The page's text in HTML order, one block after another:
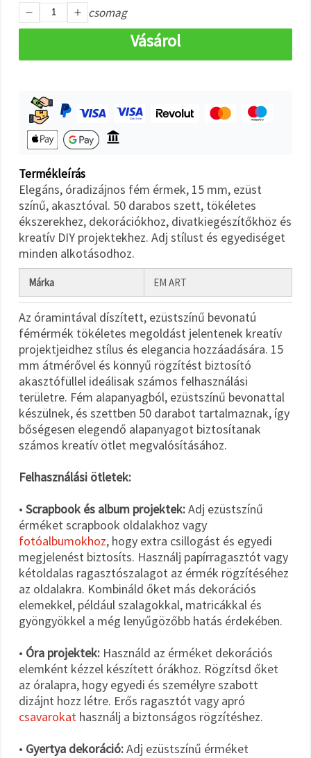
Fogadja
mindet
csomag
Vásárol
Termékleírás
Elegáns, óradizájnos fém érmek, 15 mm, ezüst
színű, akasztóval. 50 darabos szett, tökéletes
ékszerekhez, dekorációkhoz, divatkiegészítőkhöz és
kreatív DIY projektekhez. Adj stílust és egyediséget
minden alkotásodhoz.
Márka EM ART
Az óramintával díszített, ezüstszínű bevonatú
fémérmék tökéletes megoldást jelentenek kreatív
projektjeidhez stílus és elegancia hozzáadására. 15
mm átmérővel és könnyű rögzítést biztosító
akasztófüllel ideálisak számos felhasználási
területre. Fém alapanyagból, ezüstszínű bevonattal
készülnek, és szettben 50 darabot tartalmaznak, így
bőségesen elegendő alapanyagot biztosítanak
számos kreatív ötlet megvalósításához.
Felhasználási ötletek:
• Scrapbook és album projektek:Adj ezüstszínű
érméket scrapbook oldalakhoz vagy
fotóalbumokhoz, hogy extra csillogást és egyedi
megjelenést biztosíts. Használj papírragasztót vagy
kétoldalas ragasztószalagot az érmék rögzítéséhez
az oldalakra. Kombináld őket más dekorációs
elemekkel, például szalagokkal, matricákkal és
gyöngyökkel a még lenyűgözőbb hatás érdekében.
• Óra projektek: Használd az érméket dekorációs
elemként kézzel készített órákhoz. Rögzítsd őket
az óralapra, hogy egyedi és személyre szabott
dizájnt hozz létre. Erős ragasztót vagy apró
csavarokat használj a biztonságos rögzítéshez.
• Gyertya dekoráció:Adj ezüstszínű érméket